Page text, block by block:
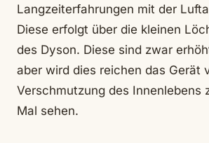
Langzeiterfahrungen mit der
Diese erfolgt über die kleinen
des Dyson. Diese sind zwar
aber wird dies reichen das Gerät
Verschmutzung des Innenlebens
Mal sehen.